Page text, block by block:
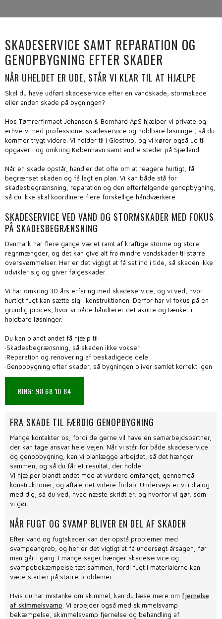
SKADESERVICE SAMT REPARATION OG
GENOPBYGNING EFTER SKADER
NÅR UHELDET ER UDE, STÅR VI KLAR TIL AT HJÆLPE
Skal du have udført skadeservice efter en vandskade, stormskade
eller anden skade på bygningen?
Hos Tømrerfirmaet Johansen & Bernhard ApS hjælper vi private og
erhverv med professionel skadeservice og holdbare løsninger, så du
kommer trygt videre. Vi holder til i Glostrup, og vi kører også ud til
opgaver i og omkring København samt andre steder på Sjælland.
Når en skade opstår, handler det ofte om at reagere hurtigt, få
begrænset skaden og få lagt en plan. Vi kan både stå for
skadesbegrænsning, reparation og den efterfølgende genopbygning,
så du ikke skal koordinere flere forskellige håndværkere.
SKADESERVICE VED VAND OG STORMSKADER MED FOKUS
PÅ SKADESBEGRÆNSNING
Danmark har flere gange været ramt af kraftige storme og store
regnmængder, og det kan give alt fra mindre vandskader til større
oversvømmelser. Her er det vigtigt at få sat ind i tide, så skaden ikke
udvikler sig og giver følgeskader.
Vi har omkring 30 års erfaring med skadeservice, og vi ved, hvor
hurtigt fugt kan sætte sig i konstruktionen. Derfor har vi fokus på en
grundig proces, hvor vi både håndterer det akutte og tænker i
holdbare løsninger.
Du kan blandt andet få hjælp til:
·​Skadesbegrænsning, så skaden ikke vokser
·​Reparation og renovering af beskadigede dele
·​Genopbygning efter skader, så bygningen bliver samlet korrekt igen
RING: 98 68 10 84
FRA SKADE TIL FÆRDIG GENOPBYGNING
Mange kontakter os, fordi de gerne vil have én samarbejdspartner,
der kan tage ansvar hele vejen. Når vi står for både skadeservice
og genopbygning, kan vi planlægge arbejdet, så det hænger
sammen, og så du får et resultat, der holder.
Vi hjælper blandt andet med at vurdere omfanget, gennemgå
konstruktioner, og aftale det videre forløb. Undervejs er vi i dialog
med dig, så du ved, hvad næste skridt er, og hvorfor vi gør, som
vi gør.
NÅR FUGT OG SVAMP BLIVER EN DEL AF SKADEN
Efter vand og fugtskader kan der opstå problemer med
svampeangreb, og her er det vigtigt at få undersøgt årsagen, før
man går i gang. I mange sager hænger skadeservice og
svampebekæmpelse tæt sammen, fordi fugt i materialerne kan
være starten på større problemer.
Hvis du har mistanke om skimmel, kan du læse mere om fjernelse
af skimmelsvamp . Vi arbejder også med skimmelsvamp
bekæmpelse, skimmelsvamp fjernelse og behandling af